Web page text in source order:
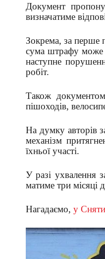
Документ
визначатиме
Зокрема, за перше
сума штрафу може
наступне
робіт.
Також
пішоходів,
На думку авторів
механізм
їхньої участі.
У разі ухвалення
матиме три місяці
Нагадаємо, у